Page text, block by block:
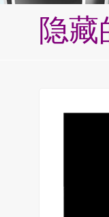
隐藏